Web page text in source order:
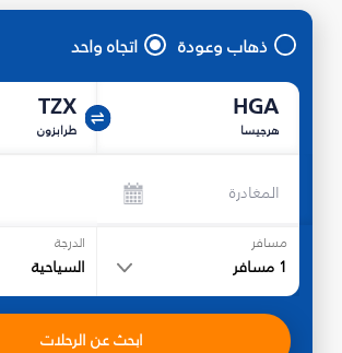
ذهاب وعودة اتجاه واحد
HGA
هرجيسا
TZX
طرابزون
المغادرة
مسافر
1 مسافر
الدرجة
السياحية
ابحث عن الرحلات